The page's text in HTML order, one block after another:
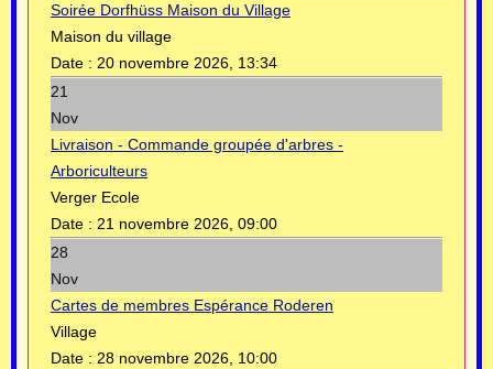
Soirée Dorfhüss Maison du Village
Maison du village
Date : 20 novembre 2026, 13:34
21
Nov
Livraison - Commande groupée d'arbres -
Arboriculteurs
Verger Ecole
Date : 21 novembre 2026, 09:00
28
Nov
Cartes de membres Espérance Roderen
Village
Date : 28 novembre 2026, 10:00